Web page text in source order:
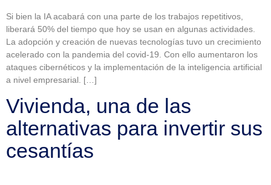
Si bien la IA acabará con una parte de los trabajos repetitivos,
liberará 50% del tiempo que hoy se usan en algunas actividades.
La adopción y creación de nuevas tecnologías tuvo un crecimiento
acelerado con la pandemia del covid-19. Con ello aumentaron los
ataques cibernéticos y la implementación de la inteligencia artificial
a nivel empresarial. […]
Vivienda, una de las
alternativas para invertir sus
cesantías